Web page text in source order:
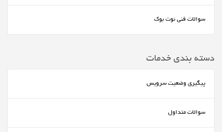
سوالات فنی نوت بوک
دسته بندی خدمات
پیگیری وضعیت سرویس
سوالات متداول